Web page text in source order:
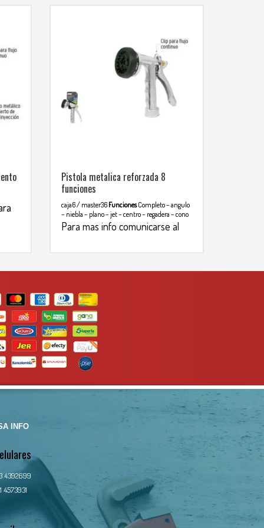
Pistola metalica reforzada 8
funciones
caja6 / master36 Funciones Completo – angulo
– niebla – plano – jet – centro – regadera – cono
Para mas info comunicarse al
INFO
4392699
4573931